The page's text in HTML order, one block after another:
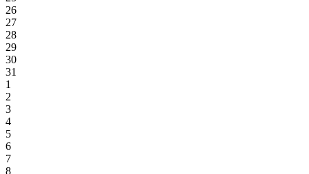
26
27
28
29
30
31
1
2
3
4
5
6
7
8